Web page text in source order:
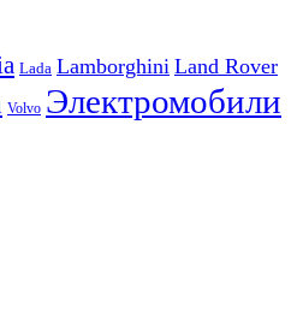
Lada Lamborghini Land Rover
Volvo Электромобили